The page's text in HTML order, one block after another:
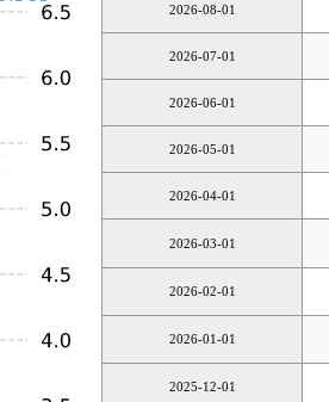
2026-08-01
2026-07-01
2026-06-01
2026-05-01
2026-04-01
2026-03-01
2026-02-01
2026-01-01
2025-12-01